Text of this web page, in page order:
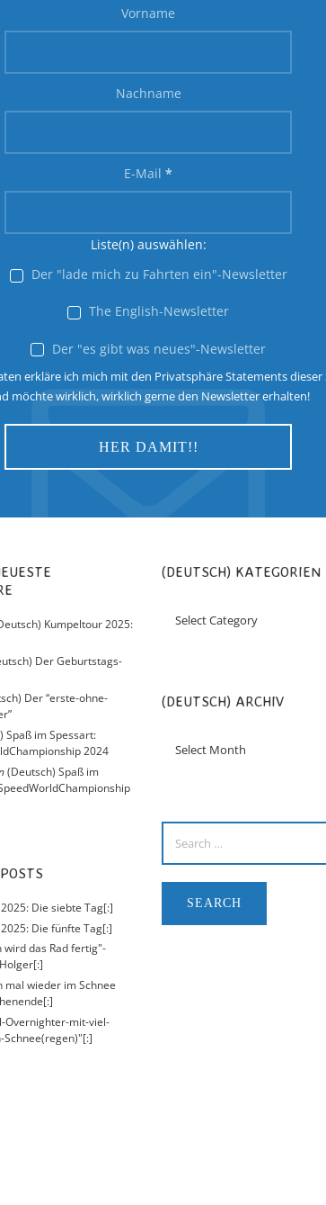
Vorname
Nachname
E-Mail *
Liste(n) auswählen:
Der "lade mich zu Fahrten ein"-Newsletter
The English-Newsletter
Der "es gibt was neues"-Newsletter
erkläre ich mich mit den Privatsphäre Statements
möchte wirklich, wirklich gerne den Newsletter erhalten!
Kumpeltour 2025:
Der Geburtstags-
Der “erste-ohne-
Spaß im Spessart:
2024
(Deutsch) Spaß im
Die siebte Tag[:]
Die fünfte Tag[:]
das Rad fertig"-
mal wieder im Schnee
Overnighter-mit-viel-
(DEUTSCH) KATEGORIEN
(DEUTSCH) ARCHIV